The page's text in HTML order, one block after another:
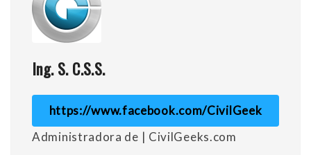
Ing. S. C.S.S.
https://www.facebook.com/CivilGeek
Administradora de | CivilGeeks.com